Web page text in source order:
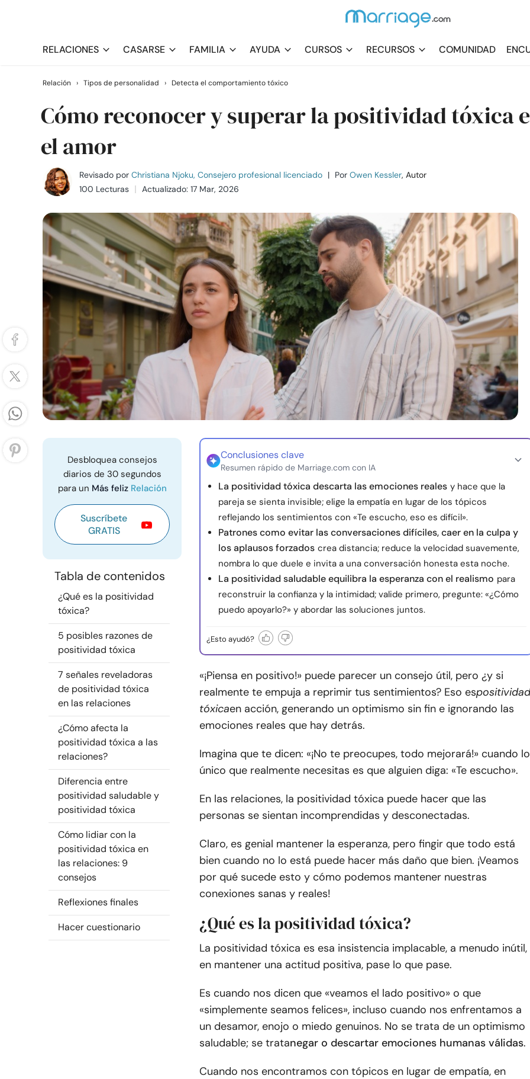
RELACIONES CASARSE FAMILIA AYUDA CURSOS RECURSOS COMUNIDAD
Relación › Tipos de personalidad › Detecta el comportamiento tóxico
Cómo reconocer y superar la positividad tóxica
el amor
Revisado por Christiana Njoku, Consejero profesional licenciado | Por Owen Kessler, Autor
100 Lecturas
Actualizado: 17 Mar, 2026
Desbloquea consejos
diarios de 30 segundos
para un Más feliz Relación
Suscríbete
GRATIS
Tabla de contenidos
¿Qué es la positividad
tóxica?
5 posibles razones de
positividad tóxica
7 señales reveladoras
de positividad tóxica
en las relaciones
¿Cómo afecta la
positividad tóxica a las
relaciones?
Diferencia entre
positividad saludable y
positividad tóxica
Cómo lidiar con la
positividad tóxica en
las relaciones: 9
consejos
Reflexiones finales
Hacer cuestionario
Conclusiones clave
Resumen rápido de Marriage.com con IA
La positividad tóxica descarta las emociones reales y hace que la
pareja se sienta invisible; elige la empatía en lugar de los tópicos
reflejando los sentimientos con «Te escucho, eso es difícil».
Patrones como evitar las conversaciones difíciles, caer en la culpa y
los aplausos forzados crea distancia; reduce la velocidad suavemente,
nombra lo que duele e invita a una conversación honesta esta noche.
La positividad saludable equilibra la esperanza con el realismo para
reconstruir la confianza y la intimidad; valide primero, pregunte: «¿Cómo
puedo apoyarlo?» y abordar las soluciones juntos.
¿Esto ayudó?
«¡Piensa en positivo!» puede parecer un consejo útil, pero ¿y si
realmente te empuja a reprimir tus sentimientos? Eso espositividad
tóxicaen acción, generando un optimismo sin fin e ignorando las
emociones reales que hay detrás.
Imagina que te dicen: «¡No te preocupes, todo mejorará!» cuando lo
único que realmente necesitas es que alguien diga: «Te escucho».
En las relaciones, la positividad tóxica puede hacer que las
personas se sientan incomprendidas y desconectadas.
Claro, es genial mantener la esperanza, pero fingir que todo está
bien cuando no lo está puede hacer más daño que bien. ¡Veamos
por qué sucede esto y cómo podemos mantener nuestras
conexiones sanas y reales!
¿Qué es la positividad tóxica?
La positividad tóxica es esa insistencia implacable, a menudo inútil,
en mantener una actitud positiva, pase lo que pase.
Es cuando nos dicen que «veamos el lado positivo» o que
«simplemente seamos felices», incluso cuando nos enfrentamos a
un desamor, enojo o miedo genuinos. No se trata de un optimismo
saludable; se tratanegar o descartar emociones humanas válidas.
Cuando nos encontramos con tópicos en lugar de empatía, en